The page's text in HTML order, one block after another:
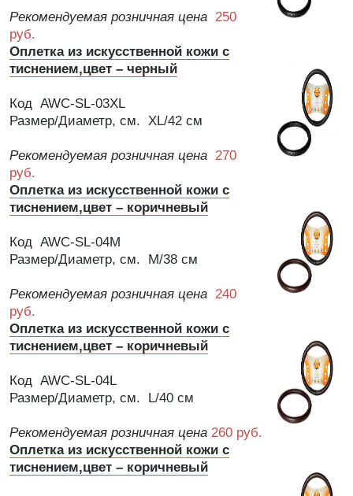
Рекомендуемая розничная цена 250
руб.
Оплетка из искусственной кожи с
тиснением,цвет – черный
Код AWC-SL-03XL
Размер/Диаметр, см. XL/42 см
Рекомендуемая розничная цена 270
руб.
Оплетка из искусственной кожи с
тиснением,цвет – коричневый
Код AWC-SL-04M
Размер/Диаметр, см. M/38 см
Рекомендуемая розничная цена 240
руб.
Оплетка из искусственной кожи с
тиснением,цвет – коричневый
Код AWC-SL-04L
Размер/Диаметр, см. L/40 см
Рекомендуемая розничная цена 260 руб.
Оплетка из искусственной кожи с
тиснением,цвет – коричневый